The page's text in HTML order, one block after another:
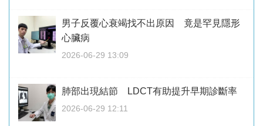
男子反覆心衰竭找不出原因 竟是罕見隱形
心臟病
2026-06-29 13:09
肺部出現結節 LDCT有助提升早期診斷率
2026-06-29 12:11